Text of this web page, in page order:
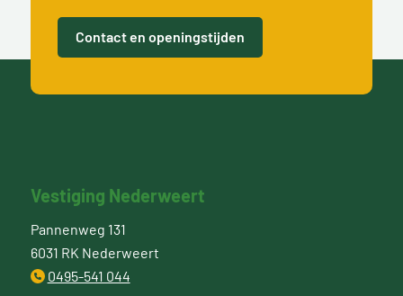
Contact en openingstijden
Vestiging Nederweert
Pannenweg 131
6031 RK Nederweert
0495-541 044